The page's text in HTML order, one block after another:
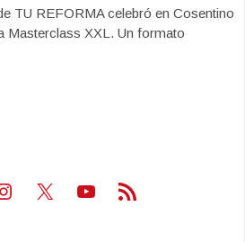
TU REFORMA celebró en Cosentino
Masterclass XXL. Un formato
X Youtube
Feed RSS